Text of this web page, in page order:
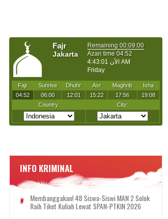
INFO KRIMINAL
Membanggakan! 48 Siswa-Siswi MAN 2 Solok
Raih Tiket Kuliah Lewat SPAN-PTKIN 2026